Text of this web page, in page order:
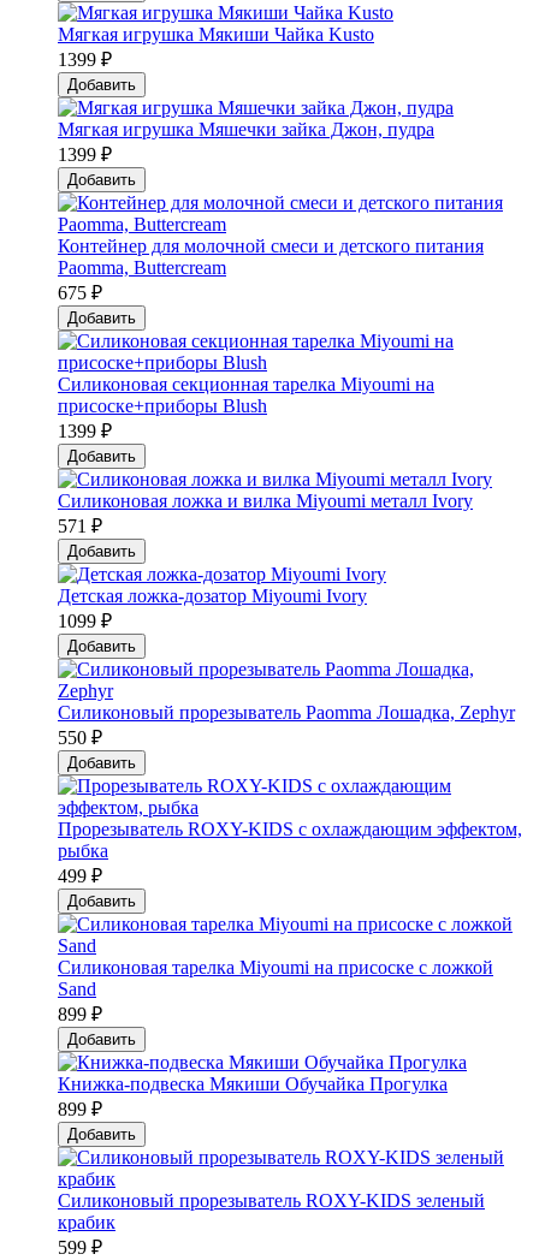
Мягкая игрушка Мякиши Чайка Kusto
1399 ₽
Добавить
Мягкая игрушка Мяшечки зайка Джон, пудра
1399 ₽
Добавить
Контейнер для молочной смеси и детского питания
Paomma, Buttercream
675 ₽
Добавить
Силиконовая секционная тарелка Мiyoumi на
присоске+приборы Blush
1399 ₽
Добавить
Силиконовая ложка и вилка Мiyoumi металл Ivory
571 ₽
Добавить
Детская ложка-дозатор Мiyoumi Ivory
1099 ₽
Добавить
Силиконовый прорезыватель Paomma Лошадка, Zephyr
550 ₽
Добавить
Прорезыватель ROXY-KIDS с охлаждающим эффектом,
рыбка
499 ₽
Добавить
Силиконовая тарелка Мiyoumi на присоске с ложкой
Sand
899 ₽
Добавить
Книжка-подвеска Мякиши Обучайка Прогулка
899 ₽
Добавить
Силиконовый прорезыватель ROXY-KIDS зеленый
крабик
599 ₽